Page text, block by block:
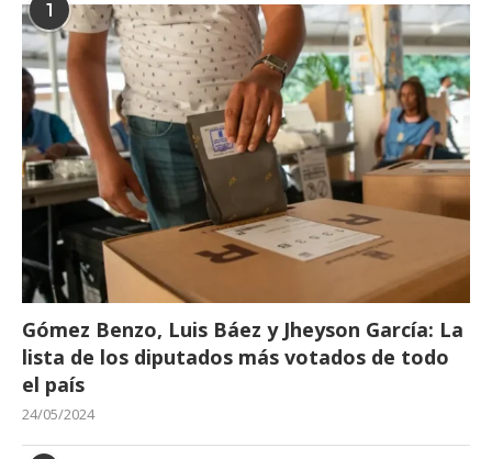
1
Gómez Benzo, Luis Báez y Jheyson García: La
lista de los diputados más votados de todo
el país
24/05/2024